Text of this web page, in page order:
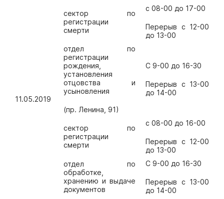
сектор по
регистрации
смерти
с 08-00 до 17-00
Перерыв с 12-00
до 13-00
11.05.2019
отдел по
регистрации
рождения,
установления
отцовства и
усыновления
(пр. Ленина, 91)
С 9-00 до 16-30
Перерыв с 13-00
до 14-00
сектор по
регистрации
смерти
с 08-00 до 16-00
Перерыв с 12-00
до 13-00
отдел по
обработке,
хранению и выдаче
документов
С 9-00 до 16-30
Перерыв с 13-00
до 14-00